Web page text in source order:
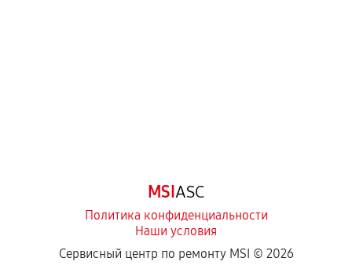
отдельных условиях.
Если комплектующие куплены
MSIASC
Политика конфиденциальности
Наши условия
Сервисный центр по ремонту MSI © 2026